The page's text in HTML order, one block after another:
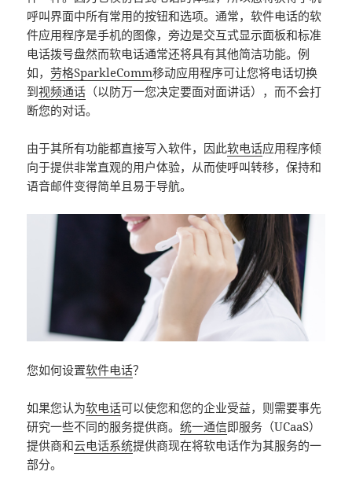
呼叫界面中所有常用的按钮和选项。通常，软件电话的软
件应用程序是手机的图像，旁边是交互式显示面板和标准
电话拨号盘然而软电话通常还将具有其他简洁功能。例
如， 劳格SparkleComm移动应用程序可让您将电话切换
到视频通话 （以防万一您决定要面对面讲话），而不会打
断您的对话。
由于其所有功能都直接写入软件，因此软电话应用程序倾
向于提供非常直观的用户体验，从而使呼叫转移，保持和
语音邮件变得简单且易于导航。
您如何设置软件电话？
如果您认为软电话可以使您和您的企业受益，则需要事先
研究一些不同的服务提供商。统一通信即服务（UCaaS）
提供商和云电话系统提供商现在将软电话作为其服务的一
部分。